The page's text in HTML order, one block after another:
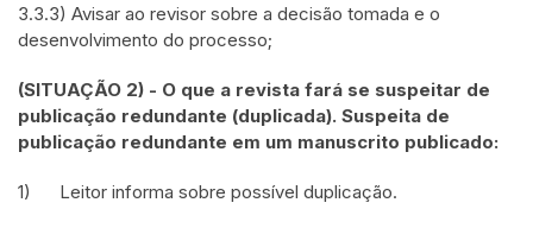
3.3.3) Avisar ao revisor sobre a decisão tomada e o
desenvolvimento do processo;
(SITUAÇÃO 2) - O que a revista fará se suspeitar de
publicação redundante (duplicada). Suspeita de
publicação redundante em um manuscrito publicado:
1) Leitor informa sobre possível duplicação.